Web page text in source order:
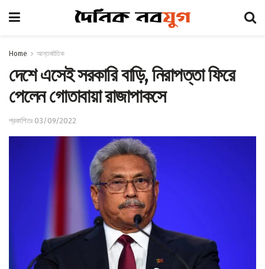
Home আন্তর্জাতিক
দেশে এসেই সরকারি বাড়ি, নিরাপত্তা ফিরে
পেলেন গোতাবায়া রাজাপাকসে
প্রকাশিতঃ 03/09/2022